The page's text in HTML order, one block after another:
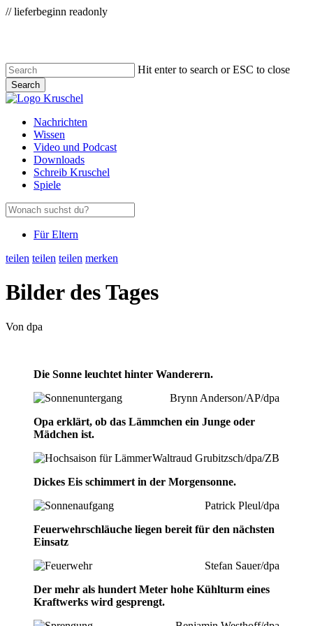
// lieferbeginn readonlyZum
content
Hit enter to search or ESC to close
Search
Close
Menu
Nachrichten
Wissen
Video und Podcast
Downloads
Schreib Kruschel
Spiele
Für Eltern
teilen teilen teilen merken
Bilder des Tages
Von dpa
Die Sonne leuchtet hinter Wanderern.
Brynn Anderson/AP/dpa
Opa erklärt, ob das Lämmchen ein Junge oder
Mädchen ist.
Waltraud Grubitzsch/dpa/ZB
Dickes Eis schimmert in der Morgensonne.
Patrick Pleul/dpa
Feuerwehrschläuche liegen bereit für den nächsten
Einsatz
Stefan Sauer/dpa
Der mehr als hundert Meter hohe Kühlturm eines
Kraftwerks wird gesprengt.